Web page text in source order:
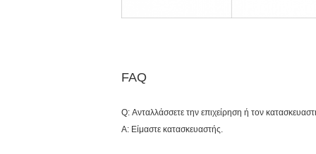
FAQ
Q: Ανταλλάσσετε την επιχείρηση ή τον
Α: Είμαστε κατασκευαστής.